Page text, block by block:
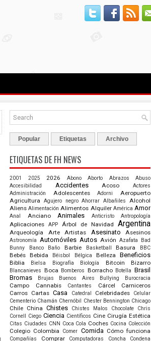
Popular Etiquetas Archivo
ETIQUETAS DE FH NEWS
2001 2025 2026 Abono Aborto Abrazos
Abuso
Accesibilidad
Accidentes Acoso
Actores
Administración
Adolescentes Adorni
Aeropuerto
Agricultura
Agujero negro Ahorrar Albañiles
Alcohol
Aliens Alimentación Alimentos Alquiler América Amor
Anal Anciano Animales Anticristo Antropología
Aplicaciones APP Árbol de Navidad Argentina
Arqueología Arte Artistas Asesinato Asesinos
Astronomía Automóviles Autos Avión Azafata
Bad
Bunny
Banco Baño Barbie Basketball Basura BBC
Bebés Bebida Béisbol Bélgica Belleza Beneficios
Biblia Bielsa Biografía Biología Bitcoin Bizarro
Blancanieves Boca Bomberos Borracho Botella Brasil
Bromas
Brujas Buenos Aires Bullying Burocracia
Campo Cannabis Cantantes Cárcel
Carniceros
Carros Cartas Casa Catedral Celebridades
Celular
Cementerio Chamán Chernóbil Chester Bennington Chicago
Chile China Chistes Chistes Malos Chocolate
Chris
Cornell Ciego Ciencia Científicos Cine Cirugía Estética
Citas Ciudades CNN Coca Cola Coches Cocina Colección
Colegio Colombia Comer Comida Cómo funciona
Compañías Comprar Computadoras Concha
Condena